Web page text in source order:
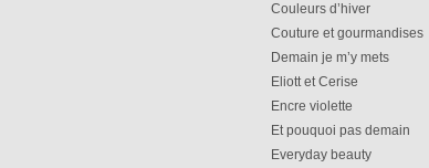
Couleurs d’hiver
Couture et gourmandises
Demain je m’y mets
Eliott et Cerise
Encre violette
Et pouquoi pas demain
Everyday beauty